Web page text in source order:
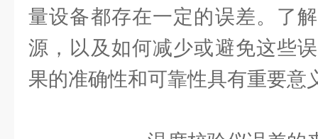
量设备都存在一定的误差。了
源，以及如何减少或避免这些
果的准确性和可靠性具有重要意